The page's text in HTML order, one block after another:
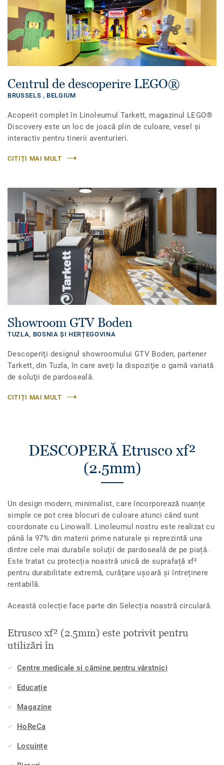
Centrul de descoperire LEGO®
BRUSSELS , BELGIUM
Acoperit complet în Linoleumul Tarkett, magazinul LEGO®
Discovery este un loc de joacă plin de culoare, vesel și
interactiv pentru tinerii aventurieri.
CITIȚI MAI MULT
Showroom GTV Boden
TUZLA, BOSNIA ŞI HERȚEGOVINA
Descoperiţi designul showroomului GTV Boden, partener
Tarkett, din Tuzla, în care aveţi la dispoziţie o gamă variată
de soluţii de pardoseală.
CITIȚI MAI MULT
DESCOPERĂ Etrusco xf²
(2.5mm)
Un design modern, minimalist, care încorporează nuanțe
simple ce pot crea blocuri de culoare atunci când sunt
coordonate cu Linowall. Linoleumul nostru este realizat cu
până la 97% din materii prime naturale și reprezintă una
dintre cele mai durabile soluții de pardoseală de pe piață.
Este tratat cu protecția noastră unică de suprafață xf²
pentru durabilitate extremă, curățare ușoară și întreținere
rentabilă.
Această colecție face parte din Selecția noastră circulară.
Etrusco xf² (2.5mm) este potrivit pentru
utilizări în
Centre medicale și cămine pentru vârstnici
Educație
Magazine
HoReCa
Locuințe